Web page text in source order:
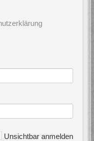
Unsichtbar anmelden